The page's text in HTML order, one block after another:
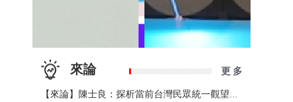
來論 更 多